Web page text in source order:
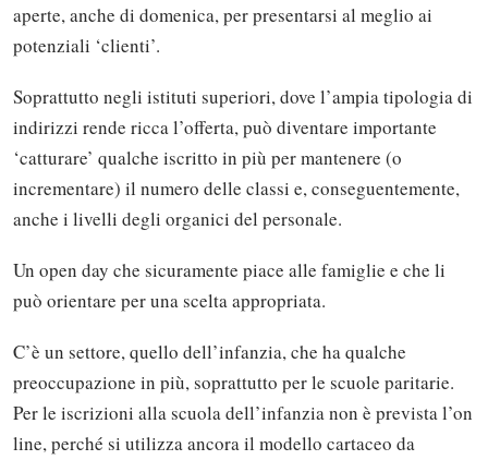
aperte, anche di domenica, per presentarsi al meglio ai
potenziali ‘clienti’.
Soprattutto negli istituti superiori, dove l’ampia tipologia di
indirizzi rende ricca l’offerta, può diventare importante
‘catturare’ qualche iscritto in più per mantenere (o
incrementare) il numero delle classi e, conseguentemente,
anche i livelli degli organici del personale.
Un open day che sicuramente piace alle famiglie e che li
può orientare per una scelta appropriata.
C’è un settore, quello dell’infanzia, che ha qualche
preoccupazione in più, soprattutto per le scuole paritarie.
Per le iscrizioni alla scuola dell’infanzia non è prevista l’on
line, perché si utilizza ancora il modello cartaceo da